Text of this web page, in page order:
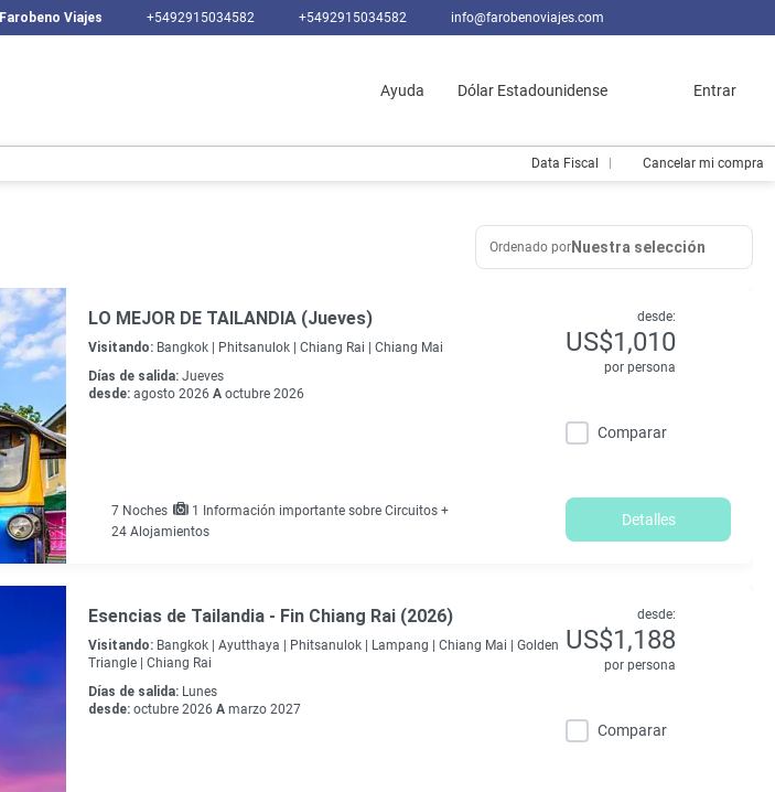
Farobeno Viajes +5492915034582 +5492915034582 info@farobenoviajes.com
Ayuda Dólar Estadounidense Entrar
Data Fiscal Cancelar mi compra
Ordenado por Nuestra selección
LO MEJOR DE TAILANDIA (Jueves)
Visitando: Bangkok | Phitsanulok | Chiang Rai |
Chiang Mai
Días de salida: Jueves
desde: agosto 2026 A octubre 2026
7 Noches
1 Información importante sobre Circuitos +
24 Alojamientos
desde:
US$1,010
por persona
Comparar
Detalles
Esencias de Tailandia - Fin Chiang Rai (2026)
Visitando: Bangkok | Ayutthaya | Phitsanulok | Lampang | Chiang Mai |
Golden
Triangle |
Chiang Rai
Días de salida: Lunes
desde: octubre 2026 A marzo 2027
desde:
US$1,188
por persona
Comparar